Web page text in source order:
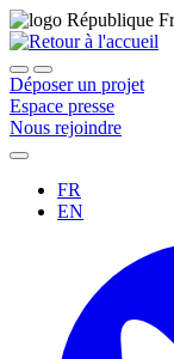
Déposer un projet
Espace presse
Nous rejoindre
FR
EN